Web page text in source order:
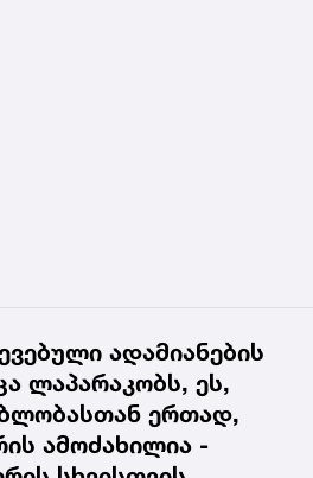
ადამიანების
ლაპარაკობს, ეს,
ერთად,
ამოძახილია -